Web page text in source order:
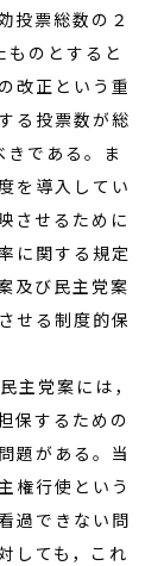
投票総数の２
のとすると
改正という重
る投票数が総
である。ま
を導入してい
させるために
に関する規定
及び民主党案
せる制度的保
主党案には，
保するための
題がある。当
権行使という
過できない問
しても，これ